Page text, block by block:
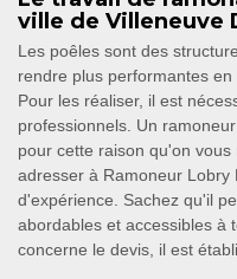
ville de Villeneuve
Les poêles sont des
rendre plus performantes
Pour les réaliser, il est
professionnels. Un
pour cette raison qu'on
adresser à Ramoneur
d'expérience. Sachez qu'il
abordables et accessibles à
concerne le devis, il est